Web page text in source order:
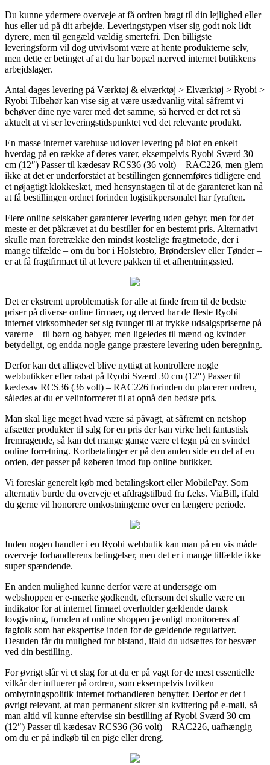
Du kunne ydermere overveje at få ordren bragt til din lejlighed eller
hus eller ud på dit arbejde. Leveringstypen viser sig godt nok lidt
dyrere, men til gengæld vældig smertefri. Den billigste
leveringsform vil dog utvivlsomt være at hente produkterne selv,
men dette er betinget af at du har bopæl nærved internet butikkens
arbejdslager.
Antal dages levering på Værktøj & elværktøj > Elværktøj > Ryobi >
Ryobi Tilbehør kan vise sig at være usædvanlig vital såfremt vi
behøver dine nye varer med det samme, så herved er det ret så
aktuelt at vi ser leveringstidspunktet ved det relevante produkt.
En masse internet varehuse udlover levering på blot en enkelt
hverdag på en række af deres varer, eksempelvis Ryobi Sværd 30
cm (12″) Passer til kædesav RCS36 (36 volt) – RAC226, men glem
ikke at det er underforstået at bestillingen gennemføres tidligere end
et nøjagtigt klokkeslæt, med hensynstagen til at de garanteret kan nå
at få bestillingen ordnet forinden logistikpersonalet har fyraften.
Flere online selskaber garanterer levering uden gebyr, men for det
meste er det påkrævet at du bestiller for en bestemt pris. Alternativt
skulle man foretrække den mindst kostelige fragtmetode, der i
mange tilfælde – om du bor i Holstebro, Brønderslev eller Tønder –
er at få fragtfirmaet til at levere pakken til et afhentningssted.
Det er ekstremt uproblematisk for alle at finde frem til de bedste
priser på diverse online firmaer, og derved har de fleste Ryobi
internet virksomheder set sig tvunget til at trykke udsalgspriserne på
varerne – til børn og babyer, men ligeledes til mænd og kvinder –
betydeligt, og endda nogle gange præstere levering uden beregning.
Derfor kan det alligevel blive nyttigt at kontrollere nogle
webbutikker efter rabat på Ryobi Sværd 30 cm (12″) Passer til
kædesav RCS36 (36 volt) – RAC226 forinden du placerer ordren,
således at du er velinformeret til at opnå den bedste pris.
Man skal lige meget hvad være så påvagt, at såfremt en netshop
afsætter produkter til salg for en pris der kan virke helt fantastisk
fremragende, så kan det mange gange være et tegn på en svindel
online forretning. Kortbetalinger er på den anden side en del af en
orden, der passer på køberen imod fup online butikker.
Vi foreslår generelt køb med betalingskort eller MobilePay. Som
alternativ burde du overveje et afdragstilbud fra f.eks. ViaBill, ifald
du gerne vil honorere omkostningerne over en længere periode.
Inden nogen handler i en Ryobi webbutik kan man på en vis måde
overveje forhandlerens betingelser, men det er i mange tilfælde ikke
super spændende.
En anden mulighed kunne derfor være at undersøge om
webshoppen er e-mærke godkendt, eftersom det skulle være en
indikator for at internet firmaet overholder gældende dansk
lovgivning, foruden at online shoppen jævnligt monitoreres af
fagfolk som har ekspertise inden for de gældende regulativer.
Desuden får du mulighed for bistand, ifald du udsættes for besvær
ved din bestilling.
For øvrigt slår vi et slag for at du er på vagt for de mest essentielle
vilkår der influerer på ordren, som eksempelvis hvilken
ombytningspolitik internet forhandleren benytter. Derfor er det i
øvrigt relevant, at man permanent sikrer sin kvittering på e-mail, så
man altid vil kunne eftervise sin bestilling af Ryobi Sværd 30 cm
(12″) Passer til kædesav RCS36 (36 volt) – RAC226, uafhængig
om du er på indkøb til en pige eller dreng.